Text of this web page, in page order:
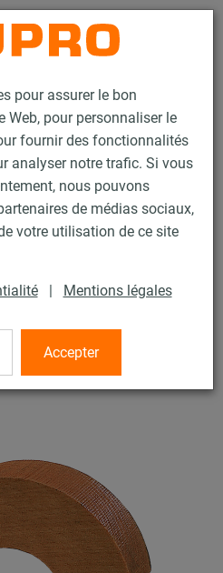
pour assurer le bon
pour personnaliser le
fournir des fonctionnalités
analyser notre trafic. Si vous
nous pouvons
de médias sociaux,
votre utilisation de ce site
| Mentions légales
Accepter
Contact
Supports lourds
lourds
Coquille en bois
en bois
mm)